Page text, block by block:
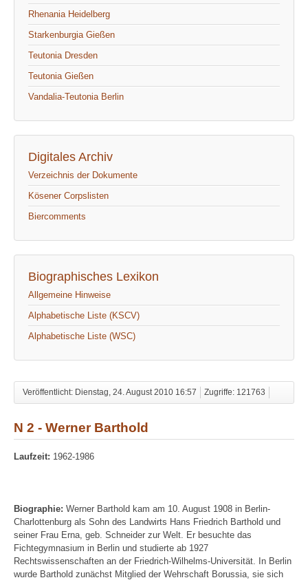
Rhenania Heidelberg
Starkenburgia Gießen
Teutonia Dresden
Teutonia Gießen
Vandalia-Teutonia Berlin
Digitales Archiv
Verzeichnis der Dokumente
Kösener Corpslisten
Biercomments
Biographisches Lexikon
Allgemeine Hinweise
Alphabetische Liste (KSCV)
Alphabetische Liste (WSC)
Veröffentlicht: Dienstag, 24. August 2010 16:57 Zugriffe: 121763
N 2 - Werner Barthold
Laufzeit: 1962-1986
Biographie: Werner Barthold kam am 10. August 1908 in Berlin-
Charlottenburg als Sohn des Landwirts Hans Friedrich Barthold und
seiner Frau Erna, geb. Schneider zur Welt. Er besuchte das
Fichtegymnasium in Berlin und studierte ab 1927
Rechtswissenschaften an der Friedrich-Wilhelms-Universität. In Berlin
wurde Barthold zunächst Mitglied der Wehrschaft Borussia, sie sich